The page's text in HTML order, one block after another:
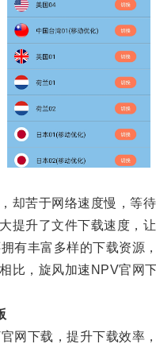
苦于网络速度慢，等待
升了文件下载速度，
丰富多样的下载资源，
，旋风加速NPV官网
下载，提升下载效率